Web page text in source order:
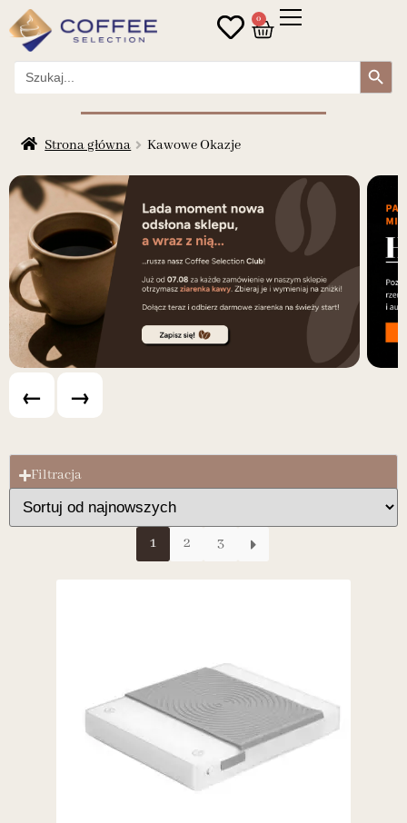
0
Search
for:
Search Button
Strona główna Kawowe Okazje
← →
Filtracja
1 2 3